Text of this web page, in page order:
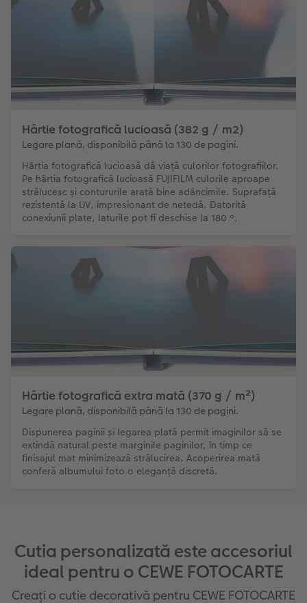
Hârtie fotografică lucioasă (382 g / m2)
Legare plană, disponibilă până la 130 de pagini.
Hârtia fotografică lucioasă dă viață culorilor fotografiilor.
Pe hârtia fotografică lucioasă FUJIFILM culorile aproape
strălucesc și contururile arată bine adâncimile. Suprafață
rezistentă la UV, impresionant de netedă. Datorită
conexiunii plate, laturile pot fi deschise la 180 °.
Hârtie fotografică extra mată (370 g / m²)
Legare plană, disponibilă până la 130 de pagini.
Dispunerea paginii și legarea plată permit imaginilor să se
extindă natural peste marginile paginilor, în timp ce
finisajul mat minimizează strălucirea. Acoperirea mată
conferă albumului foto o eleganță discretă.
Cutia personalizată este accesoriul
ideal pentru o CEWE FOTOCARTE
Creați o cutie decorativă pentru CEWE FOTOCARTE